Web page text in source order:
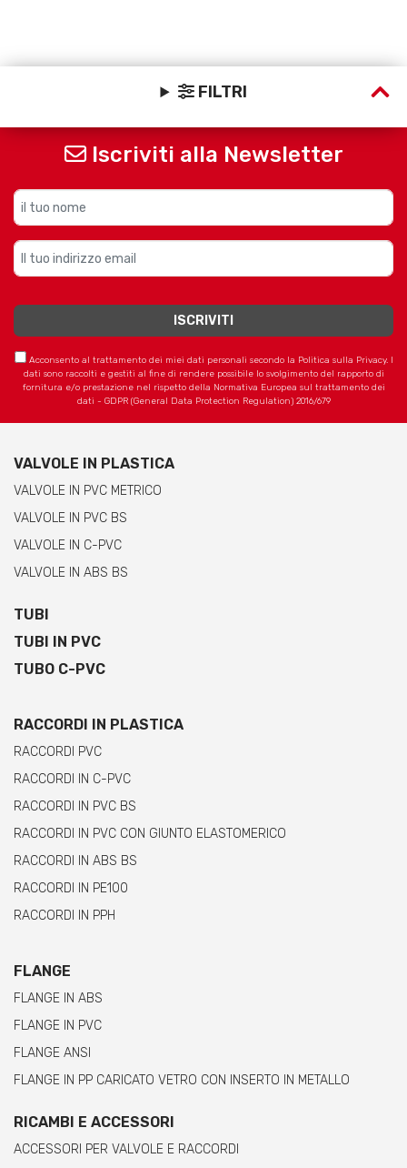
FILTRI
Iscriviti alla Newsletter
Acconsento al trattamento dei miei dati personali secondo la Politica sulla Privacy. I
dati sono raccolti e gestiti al fine di rendere possibile lo svolgimento del rapporto di
fornitura e/o prestazione nel rispetto della Normativa Europea sul trattamento dei
dati - GDPR (General Data Protection Regulation) 2016/679
VALVOLE IN PLASTICA
VALVOLE IN PVC METRICO
VALVOLE IN PVC BS
VALVOLE IN C-PVC
VALVOLE IN ABS BS
TUBI
TUBI IN PVC
TUBO C-PVC
RACCORDI IN PLASTICA
RACCORDI PVC
RACCORDI IN C-PVC
RACCORDI IN PVC BS
RACCORDI IN PVC CON GIUNTO ELASTOMERICO
RACCORDI IN ABS BS
RACCORDI IN PE100
RACCORDI IN PPH
FLANGE
FLANGE IN ABS
FLANGE IN PVC
FLANGE ANSI
FLANGE IN PP CARICATO VETRO CON INSERTO IN METALLO
RICAMBI E ACCESSORI
ACCESSORI PER VALVOLE E RACCORDI